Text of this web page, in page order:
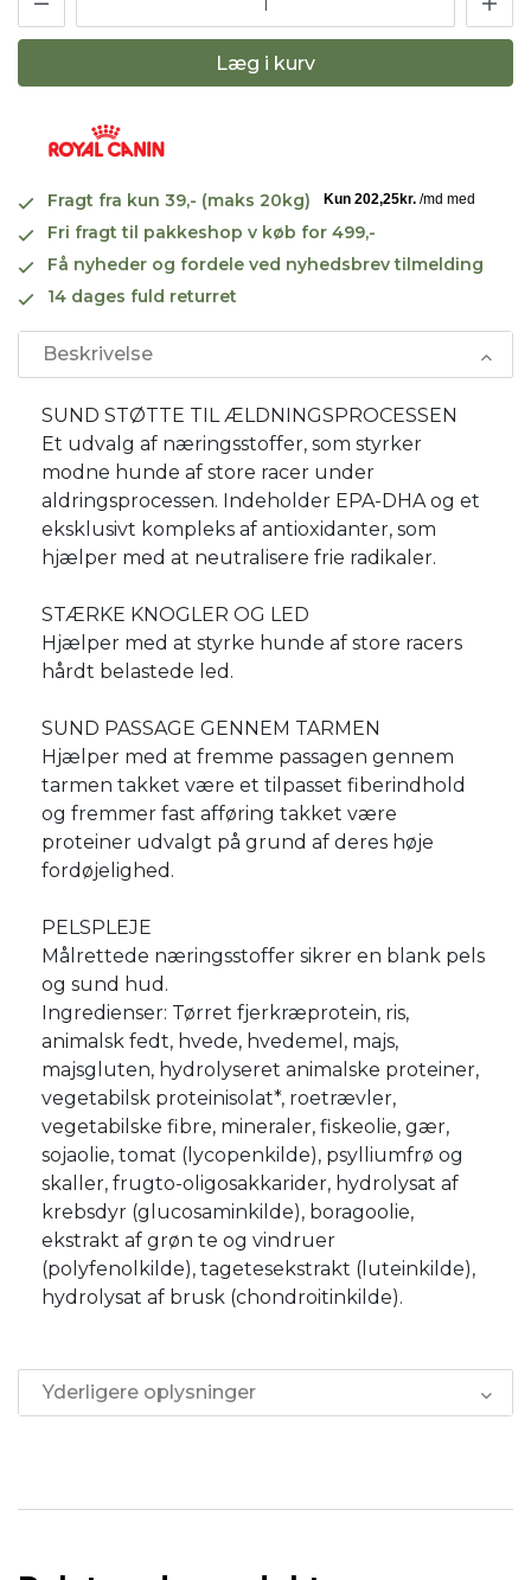
Læg i kurv
Fragt fra kun 39,- (maks 20kg)
Fri fragt til pakkeshop v køb for 499,-
Få nyheder og fordele ved nyhedsbrev tilmelding
14 dages fuld returret
Beskrivelse
SUND STØTTE TIL ÆLDNINGSPROCESSEN
Et udvalg af næringsstoffer, som styrker
modne hunde af store racer under
aldringsprocessen. Indeholder EPA-DHA og et
eksklusivt kompleks af antioxidanter, som
hjælper med at neutralisere frie radikaler.
STÆRKE KNOGLER OG LED
Hjælper med at styrke hunde af store racers
hårdt belastede led.
SUND PASSAGE GENNEM TARMEN
Hjælper med at fremme passagen gennem
tarmen takket være et tilpasset fiberindhold
og fremmer fast afføring takket være
proteiner udvalgt på grund af deres høje
fordøjelighed.
PELSPLEJE
Målrettede næringsstoffer sikrer en blank pels
og sund hud.
Ingredienser: Tørret fjerkræprotein, ris,
animalsk fedt, hvede, hvedemel, majs,
majsgluten, hydrolyseret animalske proteiner,
vegetabilsk proteinisolat*, roetrævler,
vegetabilske fibre, mineraler, fiskeolie, gær,
sojaolie, tomat (lycopenkilde), psylliumfrø og
skaller, frugto-oligosakkarider, hydrolysat af
krebsdyr (glucosaminkilde), boragoolie,
ekstrakt af grøn te og vindruer
(polyfenolkilde), tagetesekstrakt (luteinkilde),
hydrolysat af brusk (chondroitinkilde).
Yderligere oplysninger